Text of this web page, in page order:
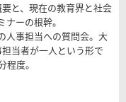
と、現在の教育界と社会
ーの根幹。
人事担当への質問会。大
当者が一人という形で
程度。